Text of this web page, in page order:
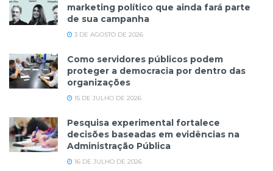
marketing político que ainda fará parte
de sua campanha
3 DE AGOSTO DE 2026
Como servidores públicos podem
proteger a democracia por dentro das
organizações
15 DE JULHO DE 2026
Pesquisa experimental fortalece
decisões baseadas em evidências na
Administração Pública
16 DE JULHO DE 2026